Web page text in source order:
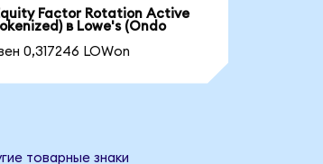
Factor Rotation Active
в Lowe's (Ondo
0,317246 LOWon
товарные знаки